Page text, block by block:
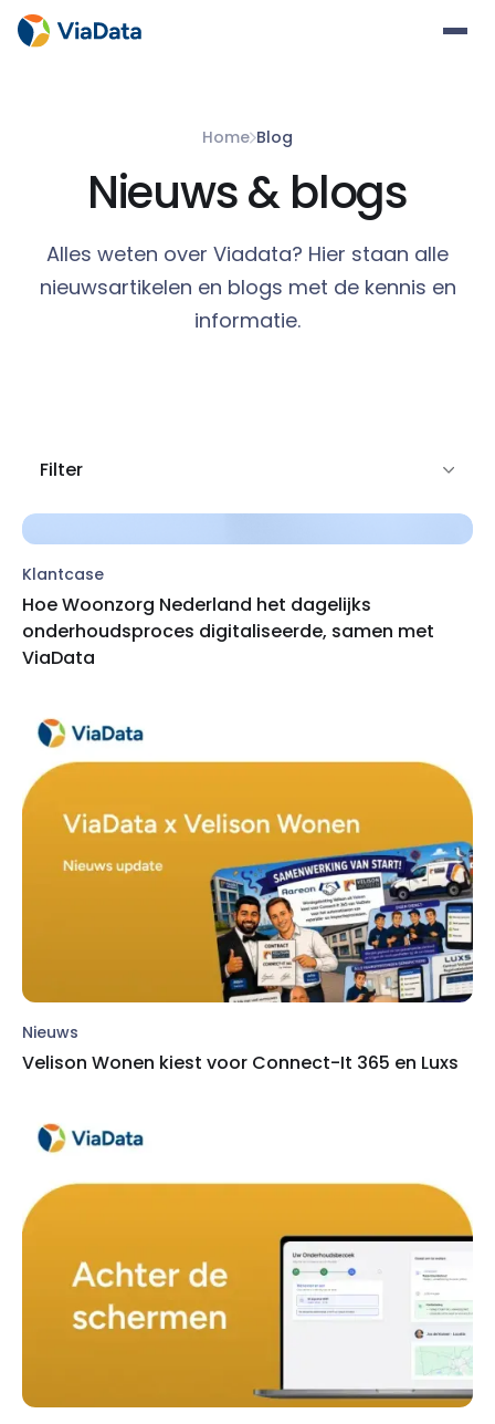
Home Blog
Nieuws & blogs
Alles weten over Viadata? Hier staan alle
nieuwsartikelen en blogs met de kennis en
informatie.
Filter
Klantcase
Hoe Woonzorg Nederland het dagelijks
onderhoudsproces digitaliseerde, samen met
ViaData
Nieuws
Velison Wonen kiest voor Connect-It 365 en Luxs